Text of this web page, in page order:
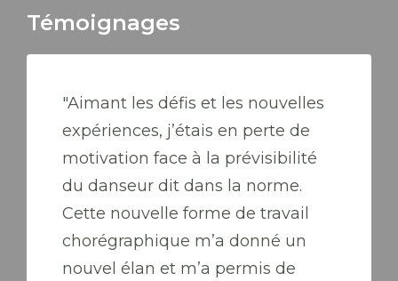
Témoignages
"Aimant les défis et les nouvelles
expériences, j’étais en perte de
motivation face à la prévisibilité
du danseur dit dans la norme.
Cette nouvelle forme de travail
chorégraphique m’a donné un
nouvel élan et m’a permis de